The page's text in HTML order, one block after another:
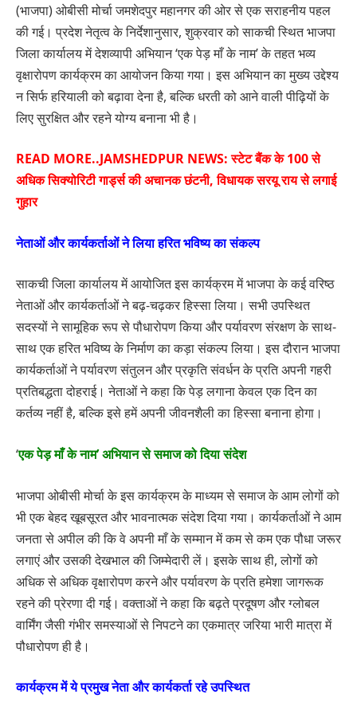
(भाजपा) ओबीसी मोर्चा जमशेदपुर महानगर की ओर से एक सराहनीय पहल
की गई। प्रदेश नेतृत्व के निर्देशानुसार, शुक्रवार को साकची स्थित भाजपा
जिला कार्यालय में देशव्यापी अभियान ‘एक पेड़ माँ के नाम’ के तहत भव्य
वृक्षारोपण कार्यक्रम का आयोजन किया गया। इस अभियान का मुख्य उद्देश्य
न सिर्फ हरियाली को बढ़ावा देना है, बल्कि धरती को आने वाली पीढ़ियों के
लिए सुरक्षित और रहने योग्य बनाना भी है।
READ MORE..JAMSHEDPUR NEWS: स्टेट बैंक के 100 से
अधिक सिक्योरिटी गार्ड्स की अचानक छंटनी, विधायक सरयू राय से लगाई
गुहार
नेताओं और कार्यकर्ताओं ने लिया हरित भविष्य का संकल्प
साकची जिला कार्यालय में आयोजित इस कार्यक्रम में भाजपा के कई वरिष्ठ
नेताओं और कार्यकर्ताओं ने बढ़-चढ़कर हिस्सा लिया। सभी उपस्थित
सदस्यों ने सामूहिक रूप से पौधारोपण किया और पर्यावरण संरक्षण के साथ-
साथ एक हरित भविष्य के निर्माण का कड़ा संकल्प लिया। इस दौरान भाजपा
कार्यकर्ताओं ने पर्यावरण संतुलन और प्रकृति संवर्धन के प्रति अपनी गहरी
प्रतिबद्धता दोहराई। नेताओं ने कहा कि पेड़ लगाना केवल एक दिन का
कर्तव्य नहीं है, बल्कि इसे हमें अपनी जीवनशैली का हिस्सा बनाना होगा।
‘एक पेड़ माँ के नाम’ अभियान से समाज को दिया संदेश
भाजपा ओबीसी मोर्चा के इस कार्यक्रम के माध्यम से समाज के आम लोगों को
भी एक बेहद खूबसूरत और भावनात्मक संदेश दिया गया। कार्यकर्ताओं ने आम
जनता से अपील की कि वे अपनी माँ के सम्मान में कम से कम एक पौधा जरूर
लगाएं और उसकी देखभाल की जिम्मेदारी लें। इसके साथ ही, लोगों को
अधिक से अधिक वृक्षारोपण करने और पर्यावरण के प्रति हमेशा जागरूक
रहने की प्रेरणा दी गई। वक्ताओं ने कहा कि बढ़ते प्रदूषण और ग्लोबल
वार्मिंग जैसी गंभीर समस्याओं से निपटने का एकमात्र जरिया भारी मात्रा में
पौधारोपण ही है।
कार्यक्रम में ये प्रमुख नेता और कार्यकर्ता रहे उपस्थित